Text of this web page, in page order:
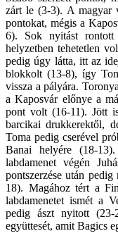
zárt le (3-3). A magyar
pontokat, mégis a
6). Sok nyitást
helyzetben tehetetlen
pedig úgy látta, itt az
blokkolt (13-8), így
vissza a pályára.
a Kaposvár előnye a
pont volt (16-11). Jött
barcikai drukkerektől,
Toma pedig cserével
Banai helyére (18-
labdamenet végén
pontszerzése után
18). Magához tért a
labdamenetet ismét a
pedig ászt nyitott (23-
együttesét, amit Bagics